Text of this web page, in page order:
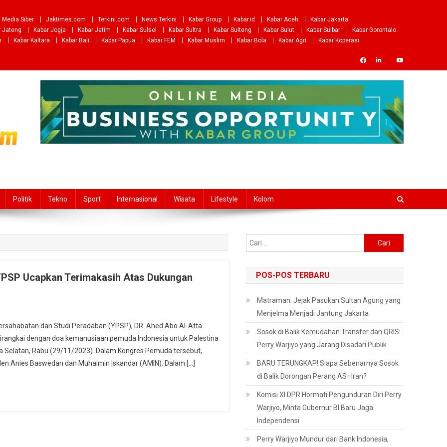
Media Siber Jaktimes.com Terkini.com News Terkini Kabar Group Kabar.id Kabar Aceh
Kabar Jakarta
Jateng Kabar Jogja Kabar Jatim Kabar Sulsel Kabar Sultra Kabar Sulteng Kabar Sulut Kabar Sulbar
Kabar Gorontalo
Kabar Kaltara Kabar Bali Kabar Papua Kabar FEM Kabar Muslim Kabar Bola Kabar Agri
Kabar Koperasi
Politik Tekno Sport Internasional Wisata Lifestyle Kolom
Ucapkan Terimakasih Atas Dukungan
dan Studi Peradaban (YPSP), DR. Ahed Abo Al-Atta
dengan doa kemanusiaan pemuda Indonesia untuk Palestina
Rabu (29/11/2023). Dalam Kongres Pemuda tersebut,
Anies Baswedan dan Muhaimin Iskandar (AMIN). Dalam […]
untuk:
POS-POS TERBARU
Matraman: Jejak Pasukan Sultan Agung yang
Menjelma Menjadi Jantung Jakarta
Sosok di Balik Kemudahan Transfer dan QRIS:
Perry Warjiyo yang Jarang Disadari Publik
BARU TERUNGKAP! Siapa Sebenarnya Sosok
di Balik Dorongan Perang AS–Iran?
Komisi XI DPR Hormati Pengunduran Diri Perry
Warjiyo, Minta Gubernur BI Baru Jaga
Independensi
Perry Warjiyo Mundur dari Bank Indonesia,